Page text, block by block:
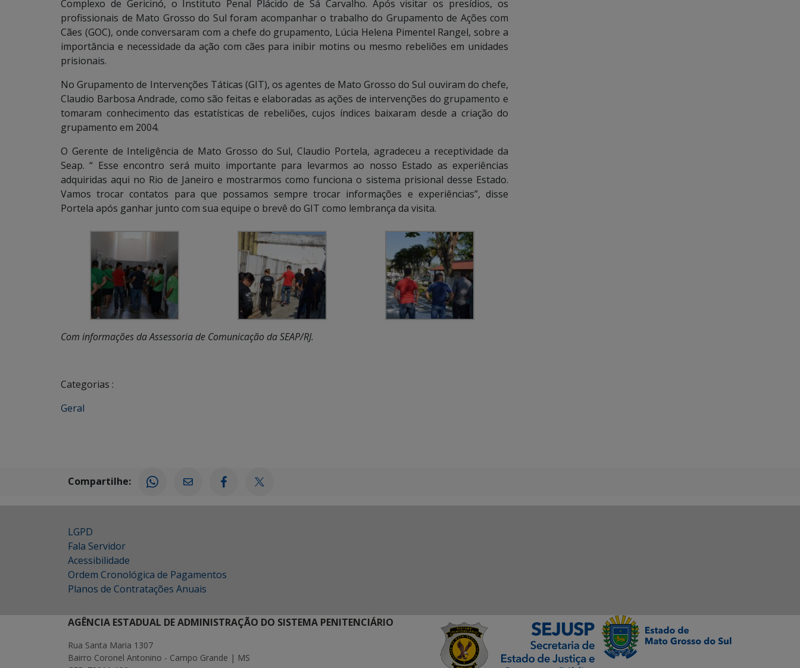
Complexo de Gericinó, o Instituto Penal Plácido de Sá Carvalho. Após visitar os presídios, os
profissionais de Mato Grosso do Sul foram acompanhar o trabalho do Grupamento de Ações com
Cães (GOC), onde conversaram com a chefe do grupamento, Lúcia Helena Pimentel Rangel, sobre a
importância e necessidade da ação com cães para inibir motins ou mesmo rebeliões em unidades
prisionais.
No Grupamento de Intervenções Táticas (GIT), os agentes de Mato Grosso do Sul ouviram do chefe,
Claudio Barbosa Andrade, como são feitas e elaboradas as ações de intervenções do grupamento e
tomaram conhecimento das estatísticas de rebeliões, cujos índices baixaram desde a criação do
grupamento em 2004.
O Gerente de Inteligência de Mato Grosso do Sul, Claudio Portela, agradeceu a receptividade da
Seap. “ Esse encontro será muito importante para levarmos ao nosso Estado as experiências
adquiridas aqui no Rio de Janeiro e mostrarmos como funciona o sistema prisional desse Estado.
Vamos trocar contatos para que possamos sempre trocar informações e experiências”, disse
Portela após ganhar junto com sua equipe o brevê do GIT como lembrança da visita.
Com informações da Assessoria de Comunicação da SEAP/RJ.
Categorias :
Geral
Compartilhe:
LGPD
Fala Servidor
Acessibilidade
Ordem Cronológica de Pagamentos
Planos de Contratações Anuais
AGÊNCIA ESTADUAL DE ADMINISTRAÇÃO DO SISTEMA PENITENCIÁRIO
Rua Santa Maria 1307
Bairro Coronel Antonino - Campo Grande | MS